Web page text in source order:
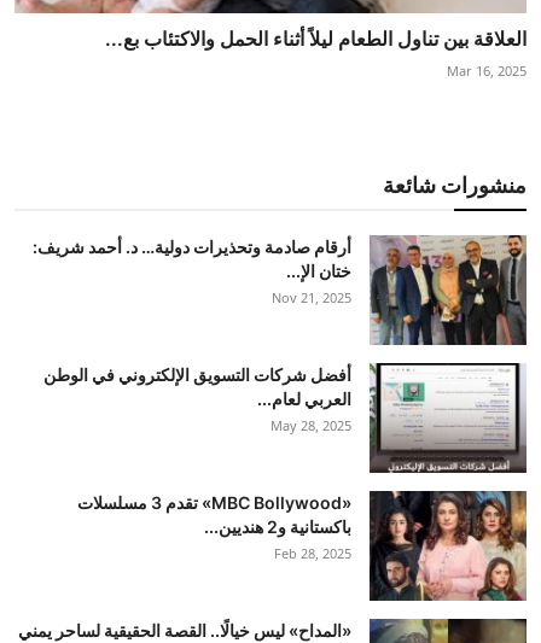
العلاقة بين تناول الطعام ليلاً أثناء الحمل والاكتئاب بع...
Mar 16, 2025
منشورات شائعة
أرقام صادمة وتحذيرات دولية… د. أحمد شريف:
ختان الإ...
Nov 21, 2025
أفضل شركات التسويق الإلكتروني في الوطن
العربي لعام...
May 28, 2025
«MBC Bollywood» تقدم 3 مسلسلات
باكستانية و2 هنديين...
Feb 28, 2025
«المداح» ليس خيالًا.. القصة الحقيقية لساحر يمني